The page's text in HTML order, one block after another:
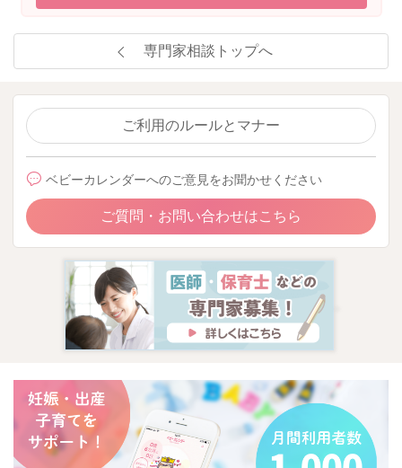
専門家相談トップへ
ご利用のルールとマナー
ベビーカレンダーへのご意見をお聞かせください
ご質問・お問い合わせはこちら